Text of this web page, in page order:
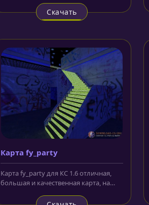
отличной...
Скачать
Карта fy_party
Карта fy_party для КС 1.6 отличная,
большая и качественная карта, на